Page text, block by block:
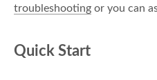
troubleshooting or you can
Quick Start